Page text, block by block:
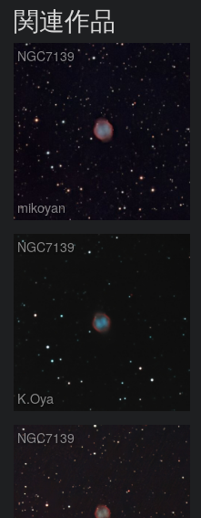
関連作品
NGC7139
mikoyan
NGC7139
K.Oya
NGC7139